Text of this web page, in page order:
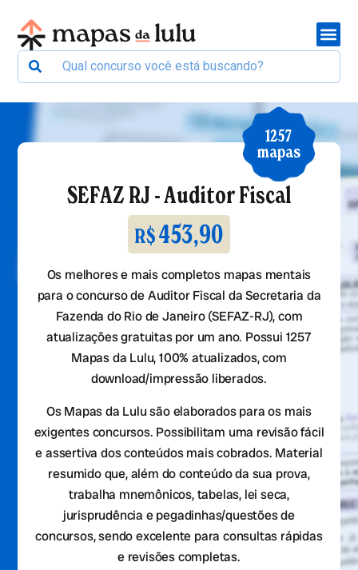
1257
mapas
SEFAZ RJ - Auditor Fiscal
R$453,90
Os melhores e mais completos mapas mentais
para o concurso de Auditor Fiscal da Secretaria da
Fazenda do Rio de Janeiro (SEFAZ-RJ), com
atualizações gratuitas por um ano. Possui 1257
Mapas da Lulu, 100% atualizados, com
download/impressão liberados.
Os Mapas da Lulu são elaborados para os mais
exigentes concursos. Possibilitam uma revisão fácil
e assertiva dos conteúdos mais cobrados. Material
resumido que, além do conteúdo da sua prova,
trabalha mnemônicos, tabelas, lei seca,
jurisprudência e pegadinhas/questões de
concursos, sendo excelente para consultas rápidas
e revisões completas.